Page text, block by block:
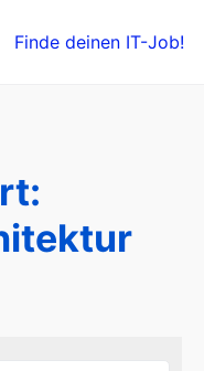
Finde deinen IT-Job!